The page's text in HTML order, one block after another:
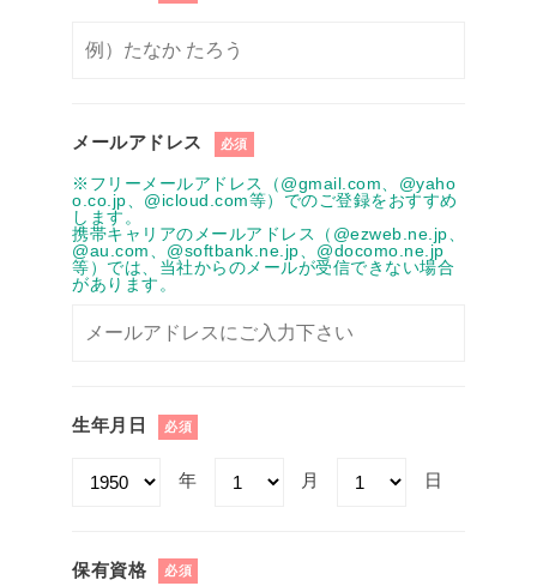
メールアドレス 必須
※フリーメールアドレス（@gmail.com、@yaho
o.co.jp、@icloud.com等）でのご登録をおすすめ
します。
携帯キャリアのメールアドレス（@ezweb.ne.jp、
@au.com、@softbank.ne.jp、@docomo.ne.jp
等）では、当社からのメールが受信できない場合
があります。
生年月日 必須
年 月 日
保有資格 必須